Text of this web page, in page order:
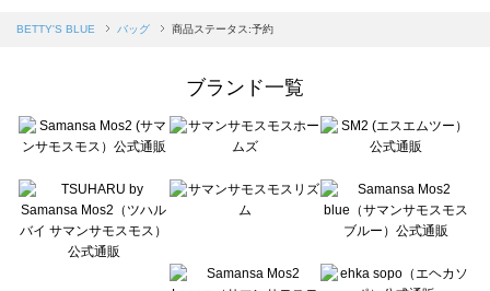
Samansa Mos2 blue（サマンサモスモス ブルー）のバッグ一覧
sō4ū（ソウフォーユー）のバッグ一覧
Te chichi（テチチ）のバッグ一覧
Te chichi CLASSIC（テチチ クラシック）のバッグ一覧
Lugnoncure（ルノンキュール）のバッグ一覧
BETTY'S BLUE（べティーズブルー）のバッグ一覧
Wpc.（ワールドパーティー）のバッグ一覧
BETTY'S BLUE バッグ 商品ステータス:予約
ブランド一覧